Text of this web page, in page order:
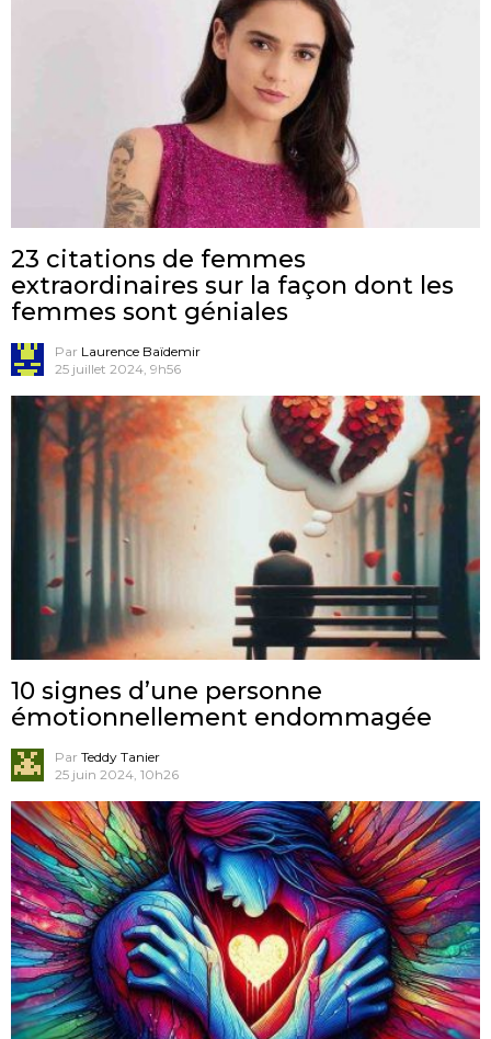
23 citations de femmes
extraordinaires sur la façon dont les
femmes sont géniales
Par Laurence Baïdemir
25 juillet 2024, 9h56
10 signes d’une personne
émotionnellement endommagée
Par Teddy Tanier
25 juin 2024, 10h26